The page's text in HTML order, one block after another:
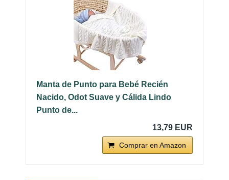
Manta de Punto para Bebé Recién
Nacido, Odot Suave y Cálida Lindo
Punto de...
13,79 EUR
Comprar en Amazon